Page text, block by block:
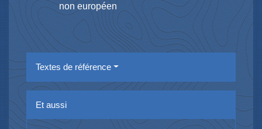
non européen
Textes de référence
Et aussi